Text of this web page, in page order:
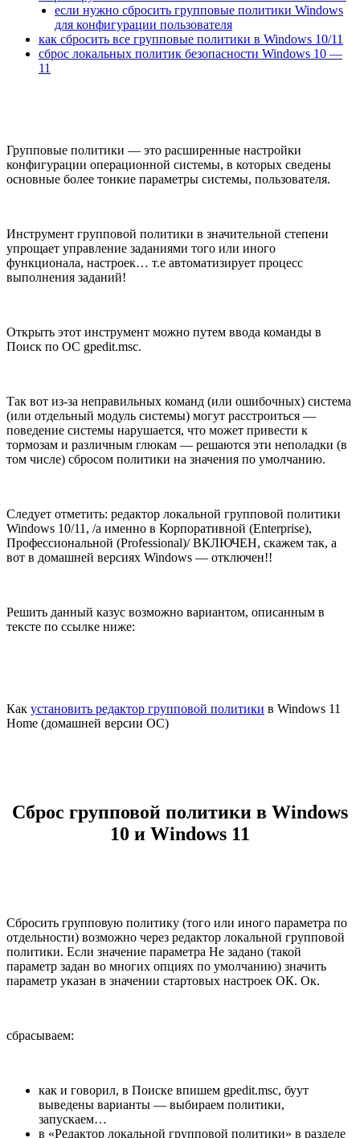
если нужно сбросить групповые политики Windows
для конфигурации пользователя
как сбросить все групповые политики в Windows 10/11
сброс локальных политик безопасности Windows 10 —
11
Групповые политики — это расширенные настройки
конфигурации операционной системы, в которых сведены
основные более тонкие параметры системы, пользователя.
Инструмент групповой политики в значительной степени
упрощает управление заданиями того или иного
функционала, настроек… т.е автоматизирует процесс
выполнения заданий!
Открыть этот инструмент можно путем ввода команды в
Поиск по ОС gpedit.msc.
Так вот из-за неправильных команд (или ошибочных) система
(или отдельный модуль системы) могут расстроиться —
поведение системы нарушается, что может привести к
тормозам и различным глюкам — решаются эти неполадки (в
том числе) сбросом политики на значения по умолчанию.
Следует отметить: редактор локальной групповой политики
Windows 10/11, /а именно в Корпоративной (Enterprise),
Профессиональной (Professional)/ ВКЛЮЧЕН, скажем так, а
вот в домашней версиях Windows — отключен!!
Решить данный казус возможно вариантом, описанным в
тексте по ссылке ниже:
Как установить редактор групповой политики в Windows 11
Home (домашней версии ОС)
Сброс групповой политики в Windows
10 и Windows 11
Сбросить групповую политику (того или иного параметра по
отдельности) возможно через редактор локальной групповой
политики. Если значение параметра Не задано (такой
параметр задан во многих опциях по умолчанию) значить
параметр указан в значении стартовых настроек ОК. Ок.
сбрасываем:
как и говорил, в Поиске впишем gpedit.msc, буут
выведены варианты — выбираем политики,
запускаем…
в «Редактор локальной групповой политики» в разделе